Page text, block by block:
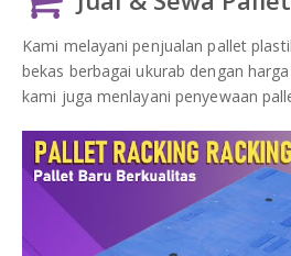
Kami melayani penjualan pallet
bekas berbagai ukurab dengan
kami juga menlayani penyewaan